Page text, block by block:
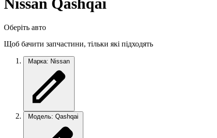
Nissan Qashqai
Оберіть авто
Щоб бачити запчастини, тільки які підходять
Марка: Nissan
Модель: Qashqai